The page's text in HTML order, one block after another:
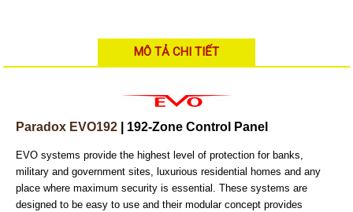
MÔ TẢ CHI TIẾT
Paradox EVO192 192-Zone Control Panel
EVO systems provide the highest level of protection for banks,
military and government sites, luxurious residential homes and any
place where maximum security is essential. These systems are
designed to be easy to use and their modular concept provides